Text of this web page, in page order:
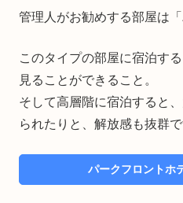
管理人がお勧めする部屋は
このタイプの部屋に宿泊す
見ることができること。
そして高層階に宿泊すると
られたりと、解放感も抜群で
パークフロントホ